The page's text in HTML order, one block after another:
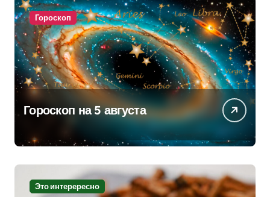
Гороскоп
Гороскоп на 5 августа
Это интерересно